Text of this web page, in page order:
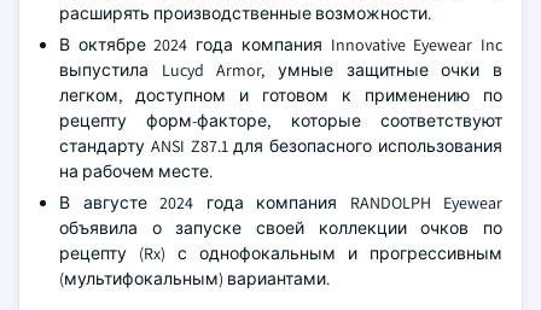
расширять производственные возможности.
В октябре 2024 года компания Innovative Eyewear Inc
выпустила Lucyd Armor, умные защитные очки в
легком, доступном и готовом к применению по
рецепту форм-факторе, которые соответствуют
стандарту ANSI Z87.1 для безопасного использования
на рабочем месте.
В августе 2024 года компания RANDOLPH Eyewear
объявила о запуске своей коллекции очков по
рецепту (Rx) с однофокальным и прогрессивным
(мультифокальным) вариантами.